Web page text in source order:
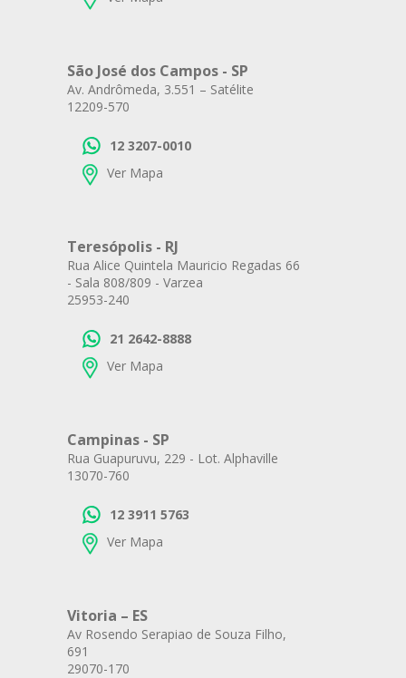
São José dos Campos - SP
Av. Andrômeda, 3.551 – Satélite
12209-570
12 3207-0010
Ver Mapa
Teresópolis - RJ
Rua Alice Quintela Mauricio Regadas 66
- Sala 808/809 - Varzea
25953-240
21 2642-8888
Ver Mapa
Campinas - SP
Rua Guapuruvu, 229 - Lot. Alphaville
13070-760
12 3911 5763
Ver Mapa
Vitoria – ES
Av Rosendo Serapiao de Souza Filho,
691
29070-170